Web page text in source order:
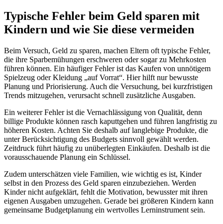
Typische Fehler beim Geld sparen mit
Kindern und wie Sie diese vermeiden
Beim Versuch, Geld zu sparen, machen Eltern oft typische Fehler,
die ihre Sparbemühungen erschweren oder sogar zu Mehrkosten
führen können. Ein häufiger Fehler ist das Kaufen von unnötigem
Spielzeug oder Kleidung „auf Vorrat“. Hier hilft nur bewusste
Planung und Priorisierung. Auch die Versuchung, bei kurzfristigen
Trends mitzugehen, verursacht schnell zusätzliche Ausgaben.
Ein weiterer Fehler ist die Vernachlässigung von Qualität, denn
billige Produkte können rasch kaputtgehen und führen langfristig zu
höheren Kosten. Achten Sie deshalb auf langlebige Produkte, die
unter Berücksichtigung des Budgets sinnvoll gewählt werden.
Zeitdruck führt häufig zu unüberlegten Einkäufen. Deshalb ist die
vorausschauende Planung ein Schlüssel.
Zudem unterschätzen viele Familien, wie wichtig es ist, Kinder
selbst in den Prozess des Geld sparen einzubeziehen. Werden
Kinder nicht aufgeklärt, fehlt die Motivation, bewusster mit ihren
eigenen Ausgaben umzugehen. Gerade bei größeren Kindern kann
gemeinsame Budgetplanung ein wertvolles Lerninstrument sein.